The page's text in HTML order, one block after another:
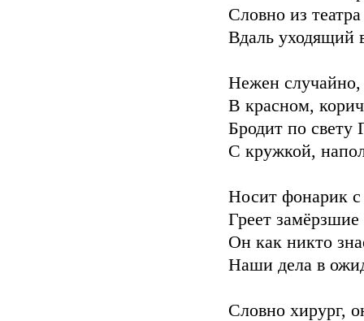
Словно из
Вдаль уходящий
Нежен
В красном,
Бродит по свету
С кружкой,
Носит фонарик
Греет
Он как никто
Наши дела в
Словно хирург,